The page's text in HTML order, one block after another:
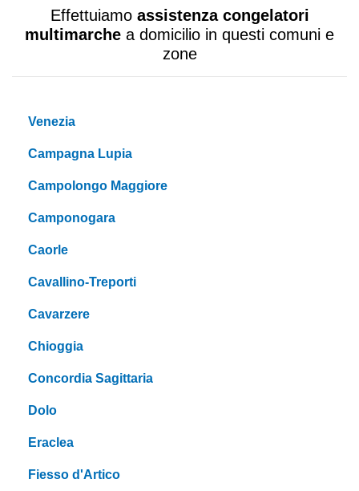
Effettuiamo assistenza congelatori
multimarche a domicilio in questi comuni e
zone
Venezia
Campagna Lupia
Campolongo Maggiore
Camponogara
Caorle
Cavallino-Treporti
Cavarzere
Chioggia
Concordia Sagittaria
Dolo
Eraclea
Fiesso d'Artico